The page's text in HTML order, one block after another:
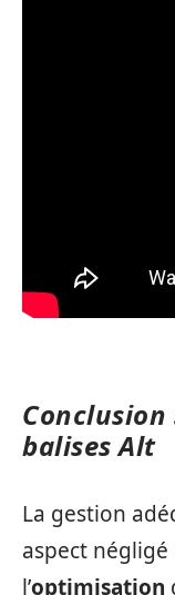
Conclusion
balises Alt
La gestion
aspect
l’optimisation